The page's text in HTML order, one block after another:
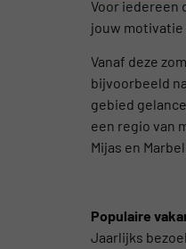
Voor iedereen
jouw motivatie
Vanaf deze
bijvoorbeeld
gebied
een regio van
Mijas en
Populaire
Jaarlijks